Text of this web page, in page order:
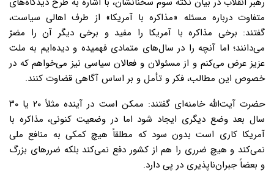
متفاوت درباره مسئله «مذاکره با آمریکا» از طرف اهالی سیاست،
گفتند: برخی مذاکره با آمریکا را مفید و برخی دیگر آن را مضرّ
می‌دانند؛ اما آنچه را در سال‌های متمادی فهمیده و دیده‌ایم به ملت
عزیز عرض می‌کنم و از مسئولان و فعالان سیاسی نیز می‌خواهم که در
خصوص این مطالب، فکر و تأمل و بر اساس آگاهی قضاوت کنند.
حضرت آیت‌الله خامنه‌ای گفتند: ممکن است در آینده مثلاً ۲۰ یا ۳۰
سال بعد وضع دیگری ایجاد شود اما در وضعیت کنونی، مذاکره با
آمریکا کاری است بدون سود که مطلقاً هیچ کمکی به منافع ملی
نمی‌کند و هیچ ضرری را هم از کشور دفع نمی‌کند بلکه ضررهای بزرگ
و بعضاً جبران‌ناپذیری در پی دارد.